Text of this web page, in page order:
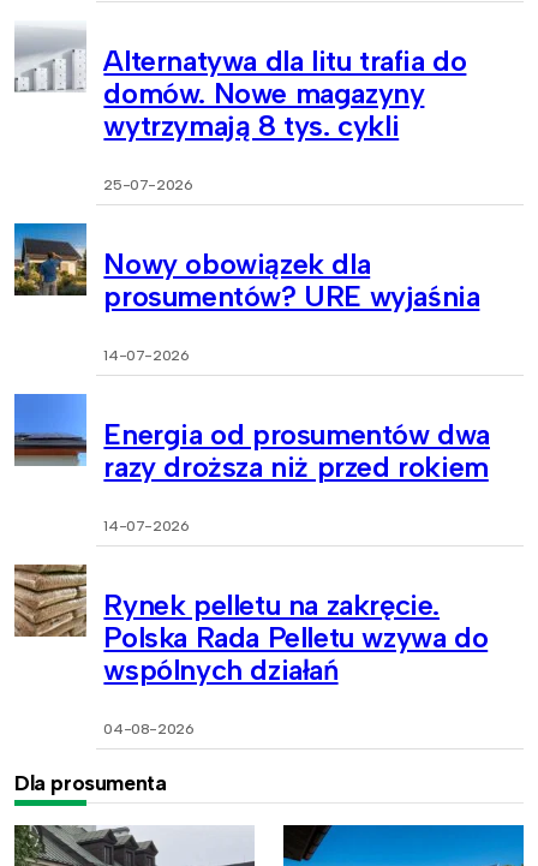
Alternatywa dla litu trafia do
domów. Nowe magazyny
wytrzymają 8 tys. cykli
25-07-2026
Nowy obowiązek dla
prosumentów? URE wyjaśnia
14-07-2026
Energia od prosumentów dwa
razy droższa niż przed rokiem
14-07-2026
Rynek pelletu na zakręcie.
Polska Rada Pelletu wzywa do
wspólnych działań
04-08-2026
Dla prosumenta